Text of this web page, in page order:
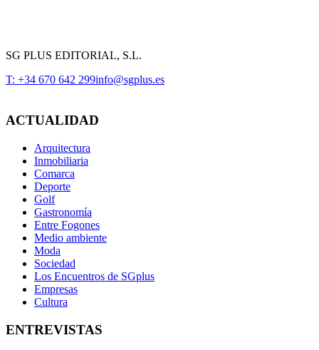
SG PLUS EDITORIAL, S.L.
T: +34 670 642 299info@sgplus.es
ACTUALIDAD
Arquitectura
Inmobiliaria
Comarca
Deporte
Golf
Gastronomía
Entre Fogones
Medio ambiente
Moda
Sociedad
Los Encuentros de SGplus
Empresas
Cultura
ENTREVISTAS